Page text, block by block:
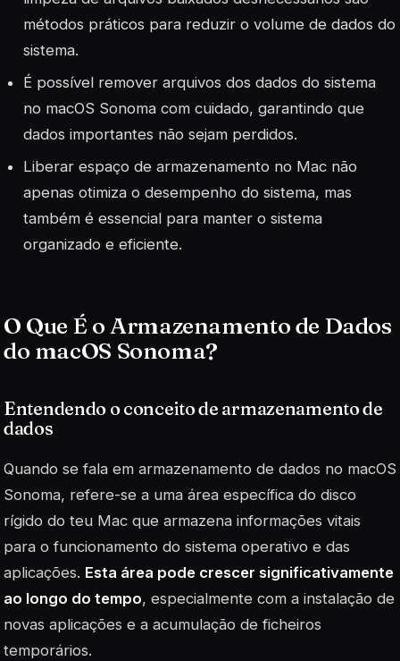
métodos práticos para reduzir o volume de dados do
sistema.
É possível remover arquivos dos dados do sistema
no macOS Sonoma com cuidado, garantindo que
dados importantes não sejam perdidos.
Liberar espaço de armazenamento no Mac não
apenas otimiza o desempenho do sistema, mas
também é essencial para manter o sistema
organizado e eficiente.
O Que É o Armazenamento de Dados
do macOS Sonoma?
Entendendo o conceito de armazenamento de
dados
Quando se fala em armazenamento de dados no macOS
Sonoma, refere-se a uma área específica do disco
rígido do teu Mac que armazena informações vitais
para o funcionamento do sistema operativo e das
aplicações. Esta área pode crescer significativamente
ao longo do tempo, especialmente com a instalação de
novas aplicações e a acumulação de ficheiros
temporários.